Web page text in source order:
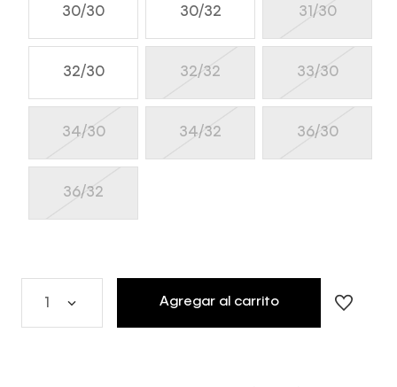
30/30 30/32 31/30
32/30 32/32 33/30
34/30 34/32 36/30
36/32
Agregar al carrito